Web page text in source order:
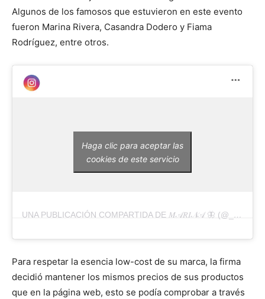
Algunos de los famosos que estuvieron en este evento
fueron Marina Rivera, Casandra Dodero y Fiama
Rodríguez, entre otros.
UNA PUBLICACIÓN COMPARTIDA DE 𝑀𝒜𝑅𝐼𝒩𝒜 🦋 (@_RIVERSS_)
Haga clic para aceptar las
cookies de este servicio
Para respetar la esencia low-cost de su marca, la firma
decidió mantener los mismos precios de sus productos
que en la página web, esto se podía comprobar a través